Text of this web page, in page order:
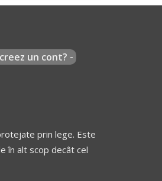
un cont? -
prin lege. Este
în alt scop decât cel